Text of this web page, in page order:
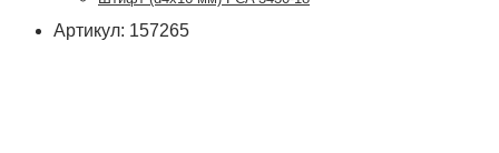
Артикул: 157265